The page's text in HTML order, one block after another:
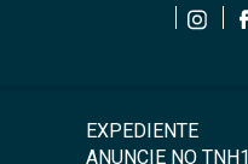
EXPEDIENTE
ANUNCIE NO TNH1